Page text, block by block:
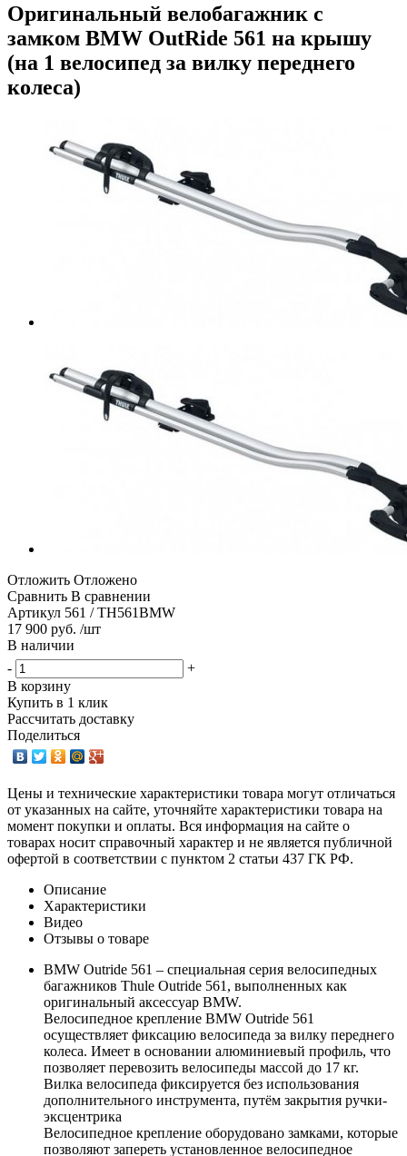
Оригинальный велобагажник с
замком BMW OutRide 561 на крышу
(на 1 велосипед за вилку переднего
колеса)
Отложить Отложено
Сравнить В сравнении
Артикул 561 / TH561BMW
17 900 руб. /шт
В наличии
-
+
В корзину
Купить в 1 клик
Рассчитать доставку
Поделиться
Цены и технические характеристики товара могут отличаться
от указанных на сайте, уточняйте характеристики товара на
момент покупки и оплаты. Вся информация на сайте о
товарах носит справочный характер и не является публичной
офертой в соответствии с пунктом 2 статьи 437 ГК РФ.
Описание
Характеристики
Видео
Отзывы о товаре
BMW Outride 561 – специальная серия велосипедных
багажников Thule Outride 561, выполненных как
оригинальный аксессуар BMW.
Велосипедное крепление BMW Outride 561
осуществляет фиксацию велосипеда за вилку переднего
колеса. Имеет в основании алюминиевый профиль, что
позволяет перевозить велосипеды массой до 17 кг.
Вилка велосипеда фиксируется без использования
дополнительного инструмента, путём закрытия ручки-
эксцентрика
Велосипедное крепление оборудовано замками, которые
позволяют запереть установленное велосипедное